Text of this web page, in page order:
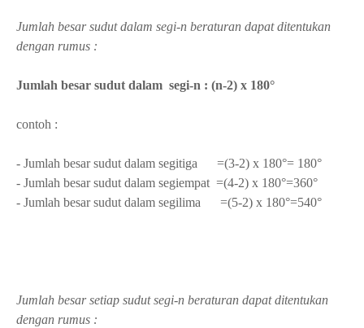
Jumlah besar sudut dalam segi-n beraturan dapat ditentukan
dengan rumus :
Jumlah besar sudut dalam segi-n : (n-2) x 180°
contoh :
- Jumlah besar sudut dalam segitiga =(3-2) x 180°= 180°
- Jumlah besar sudut dalam segiempat =(4-2) x 180°=360°
- Jumlah besar sudut dalam segilima =(5-2) x 180°=540°
Jumlah besar setiap sudut segi-n beraturan dapat ditentukan
dengan rumus :